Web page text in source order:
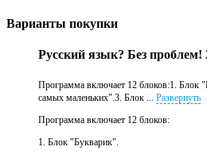
Варианты покупки
Русский язык? Без проблем!
Программа включает 12 блоков:1. Блок
самых маленьких".3. Блок ... Развернуть
Программа включает 12 блоков:
1. Блок "Букварик".